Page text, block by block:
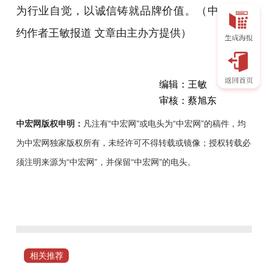
为行业自觉，以诚信铸就品牌价值。（中宏网特
约作者王敏报道 文章由主办方提供）
编辑：王敏
审核：蔡旭东
中宏网版权申明： 凡注有“中宏网”或电头为“中宏网”的稿件，均
为中宏网独家版权所有，未经许可不得转载或镜像；授权转载必
须注明来源为“中宏网”，并保留“中宏网”的电头。
地 相关推荐